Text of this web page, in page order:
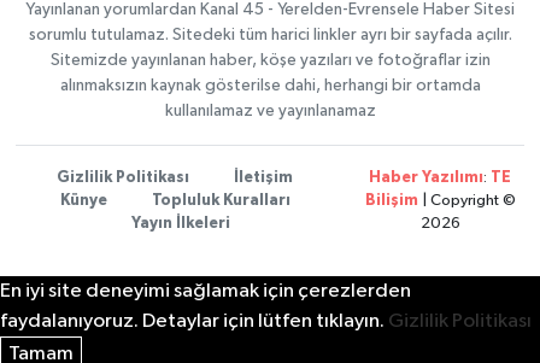
Yayınlanan yorumlardan Kanal 45 - Yerelden-Evrensele Haber Sitesi
sorumlu tutulamaz. Sitedeki tüm harici linkler ayrı bir sayfada açılır.
Sitemizde yayınlanan haber, köşe yazıları ve fotoğraflar izin
alınmaksızın kaynak gösterilse dahi, herhangi bir ortamda
kullanılamaz ve yayınlanamaz
Gizlilik Politikası
İletişim
Künye
Topluluk Kuralları
Yayın İlkeleri
Haber Yazılımı:
TE
Bilişim | Copyright ©
2026
En iyi site deneyimi sağlamak için çerezlerden
faydalanıyoruz. Detaylar için lütfen tıklayın. Gizlilik Politikası
Tamam